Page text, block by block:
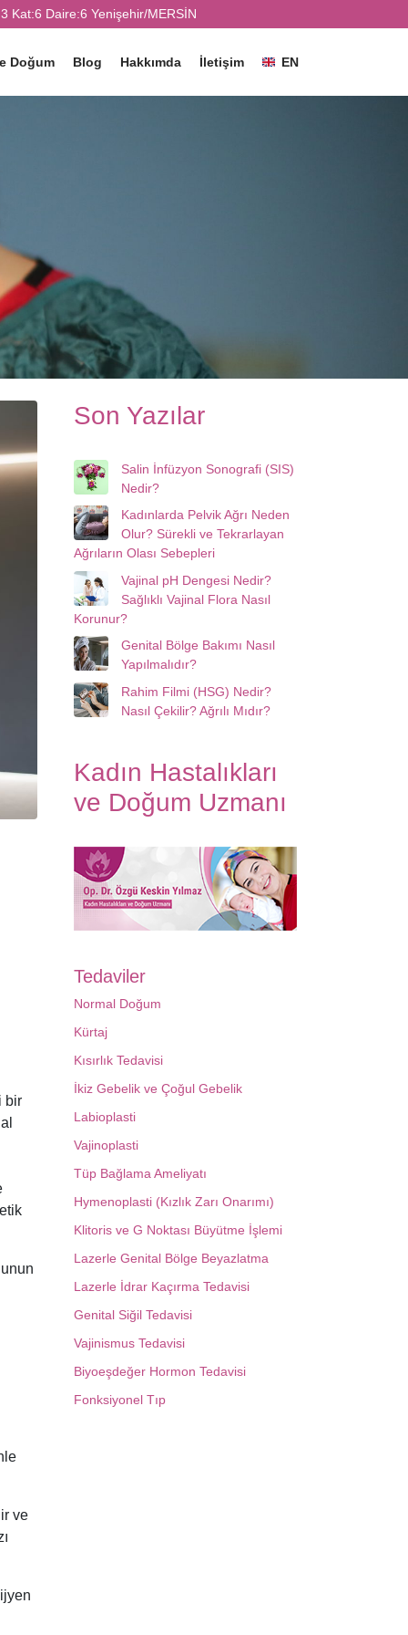
Kat:6 Daire:6 Yenişehir/MERSİN
Doğum Blog Hakkımda İletişim EN
bir
ve
Son Yazılar
Salin İnfüzyon Sonografi (SIS)
Nedir?
Kadınlarda Pelvik Ağrı Neden
Olur? Sürekli ve Tekrarlayan
Ağrıların Olası Sebepleri
Vajinal pH Dengesi Nedir?
Sağlıklı Vajinal Flora Nasıl
Korunur?
Genital Bölge Bakımı Nasıl
Yapılmalıdır?
Rahim Filmi (HSG) Nedir?
Nasıl Çekilir? Ağrılı Mıdır?
Kadın Hastalıkları
ve Doğum Uzmanı
Tedaviler
Normal Doğum
Kürtaj
Kısırlık Tedavisi
İkiz Gebelik ve Çoğul Gebelik
Labioplasti
Vajinoplasti
Tüp Bağlama Ameliyatı
Hymenoplasti (Kızlık Zarı Onarımı)
Klitoris ve G Noktası Büyütme İşlemi
Lazerle Genital Bölge Beyazlatma
Lazerle İdrar Kaçırma Tedavisi
Genital Siğil Tedavisi
Vajinismus Tedavisi
Biyoeşdeğer Hormon Tedavisi
Fonksiyonel Tıp